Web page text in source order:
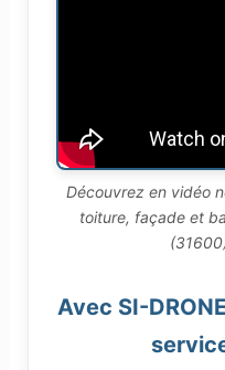
Découvrez en vidéo
toiture, façade et
Avec SI-